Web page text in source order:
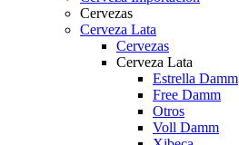
Cervezas
Cerveza Lata
Cervezas
Cerveza Lata
Estrella Damm
Free Damm
Otros
Voll Damm